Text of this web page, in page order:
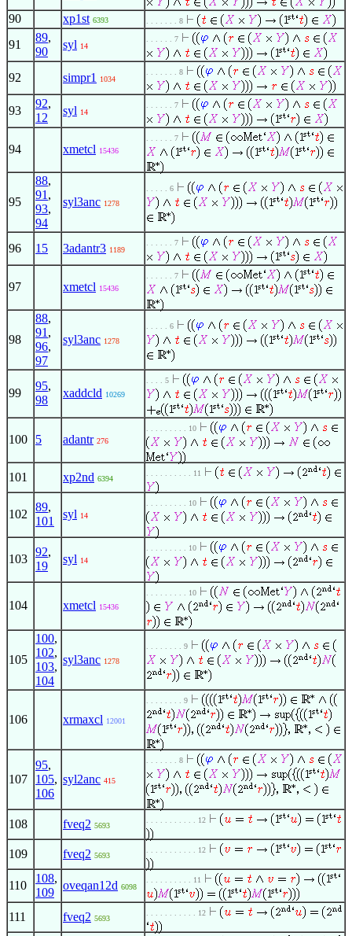
90 xp1st 6393 . . . . . . . 8
91
89,
90
syl 14
. . . . . . 7
92 simpr1 1034
. . . . . . . 8
93
92,
12
syl 14
. . . . . . 7
94 xmetcl 15436
. . . . . . 7
95
88,
91 ,
93,
94
syl3anc 1278
. . . . . 6
96 15 3adantr3 1189
. . . . . . 7
97 xmetcl 15436
. . . . . . 7
98
88,
91 ,
96,
97
syl3anc 1278
. . . . . 6
99
95,
98
xaddcld 10269
. . . . 5
100 5 adantr 276
. . . . . . . . . 10
101 xp2nd 6394
. . . . . . . . . . 11
102
89,
101
syl 14
. . . . . . . . . 10
103
92,
19
syl 14
. . . . . . . . . 10
104 xmetcl 15436
. . . . . . . . . 10
105
100,
102,
103,
104
syl3anc 1278
. . . . . . . . 9
106 xrmaxcl 12001
. . . . . . . . 9
107
95,
105,
106
syl2anc 415
. . . . . . . 8
108 fveq2 5693
. . . . . . . . . . . 12
109 fveq2 5693
. . . . . . . . . . . 12
110
108,
109
oveqan12d 6098
. . . . . . . . . . 11
111 fveq2 5693
. . . . . . . . . . . 12